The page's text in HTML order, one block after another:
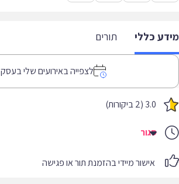
כללי תורים
לצפייה באירועים שלי בעסק זה
3.0 (2 ביקורות)
סגור
אישור מיידי בהזמנת תור או פגישה